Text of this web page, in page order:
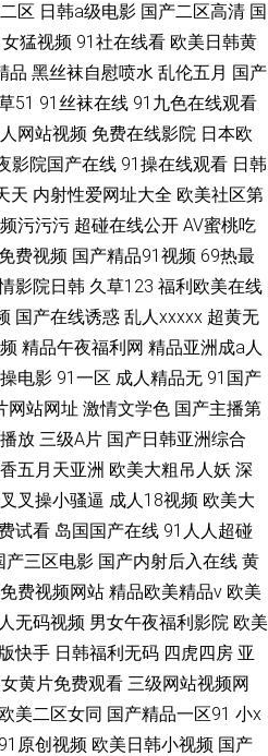
区 日韩a级电影 国产二区高清 国
猛视频 91社在线看 欧美日韩黄
品 黑丝袜自慰喷水 乱伦五月 国产
51 91丝袜在线 91九色在线观看
网站视频 免费在线影院 日本欧
影院国产在线 91操在线观看 日韩
天 内射性爱网址大全 欧美社区第
污污污 超碰在线公开 AV蜜桃吃
费视频 国产精品91视频 69热最
影院日韩 久草123 福利欧美在线
国产在线诱惑 乱人xxxxx 超黄无
精品午夜福利网 精品亚洲成a人
电影 91一区 成人精品无 91国产
网站网址 激情文学色 国产主播第
放 三级A片 国产日韩亚洲综合
五月天亚洲 欧美大粗吊人妖 深
叉操小骚逼 成人18视频 欧美大
试看 岛国国产在线 91人人超碰
产三区电影 国产内射后入在线 黄
免费视频网站 精品欧美精品v 欧美
无码视频 男女午夜福利影院 欧美
快手 日韩福利无码 四虎四房 亚
黄片免费观看 三级网站视频网
欧美二区女同 国产精品一区91 小x
91原创视频 欧美日韩小视频 国产